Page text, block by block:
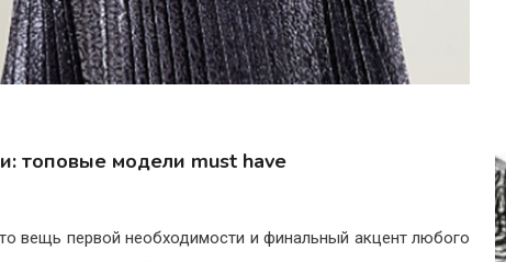
топовые модели must have
вещь первой необходимости и финальный акцент любого